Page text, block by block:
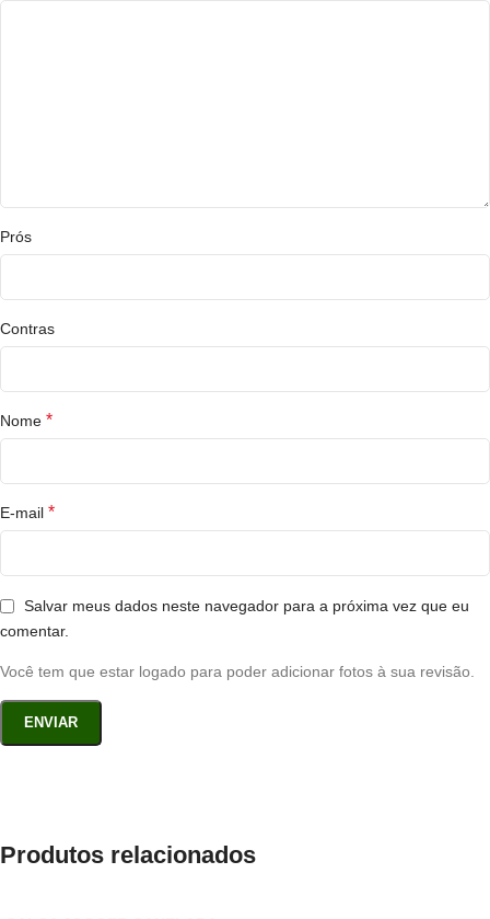
Prós
Contras
Nome *
E-mail *
Salvar meus dados neste navegador para a próxima vez que eu
comentar.
Você tem que estar logado para poder adicionar fotos à sua revisão.
Produtos relacionados